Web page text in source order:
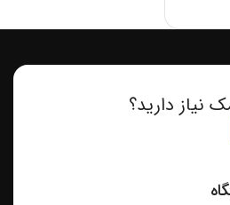
نیاز دارید؟